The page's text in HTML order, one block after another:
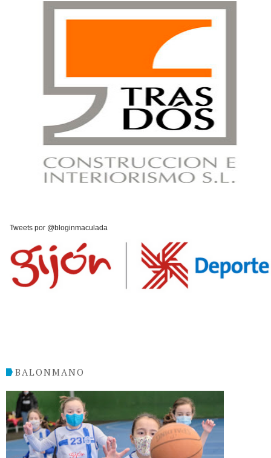
Tweets por @bloginmaculada
BALONMANO